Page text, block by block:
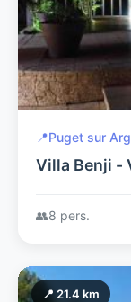
📍Puget sur
Villa Benji -
👥8 pers.
📍 21.4 km